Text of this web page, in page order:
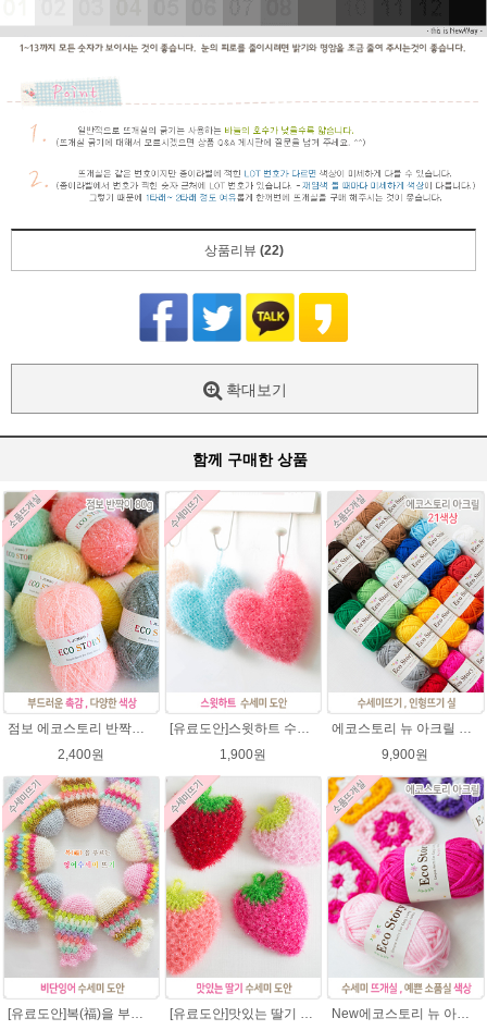
상품리뷰 (22)
확대보기
함께 구매한 상품
점보 에코스토리 반짝이 80g 대용량 수세미뜨기 뜨개실 친환경소품 뜨개질실//웰빙수세미실/반짝이수세미실/반짝이뜨개실/ 수세미실/대용량수세미/빤짝이실
2,400원
[유료도안]스윗하트 수세미뜨기 도안(수세미실은 옵션에서 추가구매 가능)예쁜수세미뜨기/빤짝이 수세미실/웰빙수세미실/고급수세미실/하트뜨기 반짝이수세미 하트수세미
1,900원
에코스토리 뉴 아크릴 21색상(전색상) 1세트 / 수세미실 인형제작 뜨개실 친환경소품 뜨개질실 아크릴수세미실
9,900원